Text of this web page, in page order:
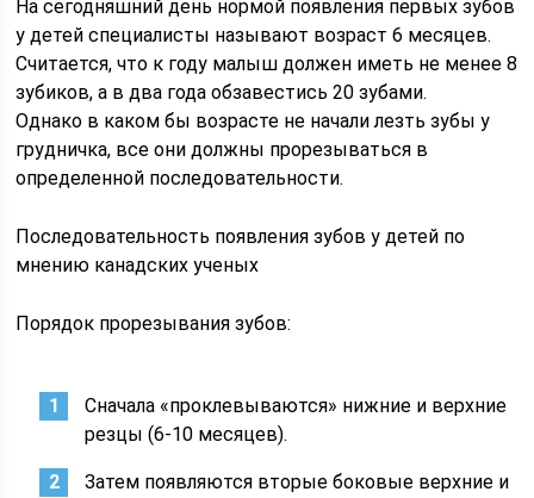
На сегодняшний день нормой появления первых зубов
у детей специалисты называют возраст 6 месяцев.
Считается, что к году малыш должен иметь не менее 8
зубиков, а в два года обзавестись 20 зубами.
Однако в каком бы возрасте не начали лезть зубы у
грудничка, все они должны прорезываться в
определенной последовательности.
Последовательность появления зубов у детей по
мнению канадских ученых
Порядок прорезывания зубов:
Сначала «проклевываются» нижние и верхние
резцы (6-10 месяцев).
Затем появляются вторые боковые верхние и